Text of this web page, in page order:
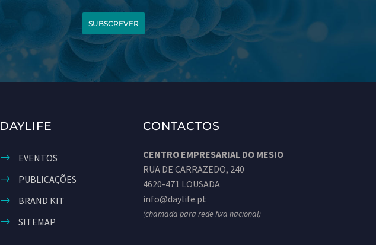
SUBSCREVER
DAYLIFE
EVENTOS
PUBLICAÇÕES
BRAND KIT
SITEMAP
CONTACTOS
CENTRO EMPRESARIAL DO MESIO
RUA DE CARRAZEDO, 240
4620-471 LOUSADA
info@daylife.pt
(chamada para rede fixa nacional)